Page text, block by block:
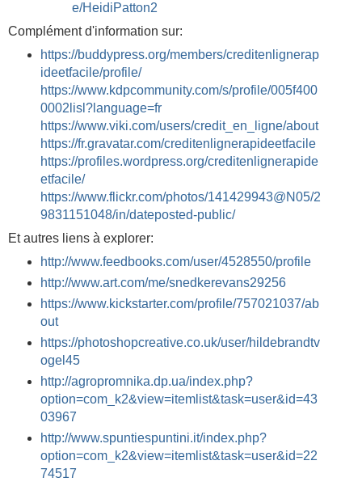
e/HeidiPatton2
Complément d'information sur:
https://buddypress.org/members/creditenlignerap
ideetfacile/profile/
https://www.kdpcommunity.com/s/profile/005f400
0002lisl?language=fr
https://www.viki.com/users/credit_en_ligne/about
https://fr.gravatar.com/creditenlignerapideetfacile
https://profiles.wordpress.org/creditenlignerapide
etfacile/
https://www.flickr.com/photos/141429943@N05/2
9831151048/in/dateposted-public/
Et autres liens à explorer:
http://www.feedbooks.com/user/4528550/profile
http://www.art.com/me/snedkerevans29256
https://www.kickstarter.com/profile/757021037/ab
out
https://photoshopcreative.co.uk/user/hildebrandtv
ogel45
http://agropromnika.dp.ua/index.php?
option=com_k2&view=itemlist&task=user&id=43
03967
http://www.spuntiespuntini.it/index.php?
option=com_k2&view=itemlist&task=user&id=22
74517